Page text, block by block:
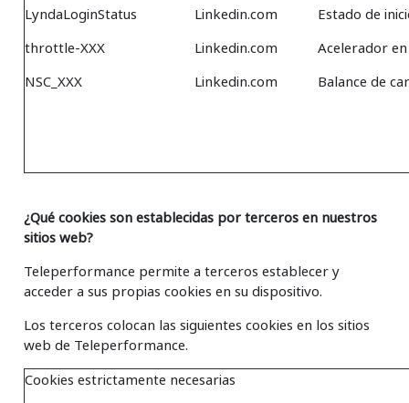
LyndaLoginStatus
Linkedin.com
Estado de
throttle-XXX
Linkedin.com
Acelerador
NSC_XXX
Linkedin.com Balance de
¿Qué cookies son establecidas por terceros en nuestros
sitios web?
Teleperformance permite a terceros establecer y
acceder a sus propias cookies en su dispositivo.
Los terceros colocan las siguientes cookies en los sitios
web de Teleperformance.
Cookies estrictamente necesarias